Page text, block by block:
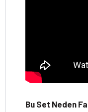
Bu Set Neden